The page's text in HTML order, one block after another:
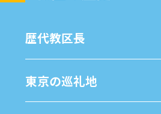
歴代教区⻑
東京の巡礼地